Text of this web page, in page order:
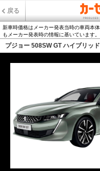
戻る
新車時価格はメーカー発表当時の車両本
もメーカー発表時の情報に基いています。
プジョー 508SW GT ハイブリッ